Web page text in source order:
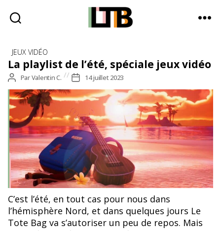
Bag
-
Média
d'information
quotidienne
Catégories
JEUX VIDÉO
La playlist de l’été, spéciale jeux vidéo
Auteur
de
l’article
ParValentin C.
Date
de
l’article
14 juillet 2023
C’est l’été, en tout cas pour nous dans
l’hémisphère Nord, et dans quelques jours Le
Tote Bag va s’autoriser un peu de repos. Mais